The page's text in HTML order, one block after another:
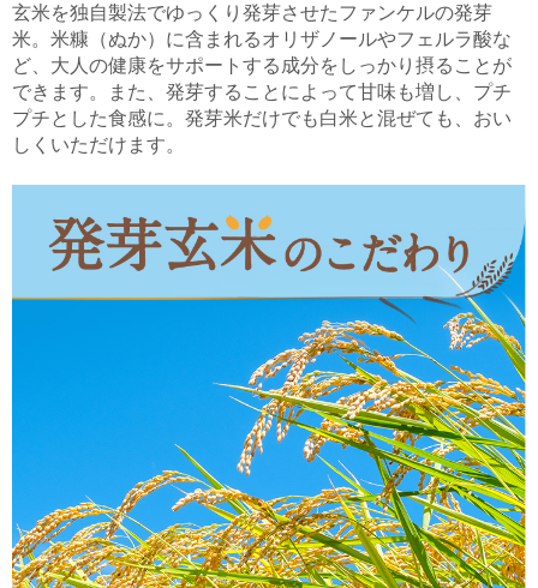
玄米を独自製法でゆっくり発芽させたファンケルの発芽
米。米糠（ぬか）に含まれるオリザノールやフェルラ酸な
ど、大人の健康をサポートする成分をしっかり摂ることが
できます。また、発芽することによって甘味も増し、プチ
プチとした食感に。発芽米だけでも白米と混ぜても、おい
しくいただけます。